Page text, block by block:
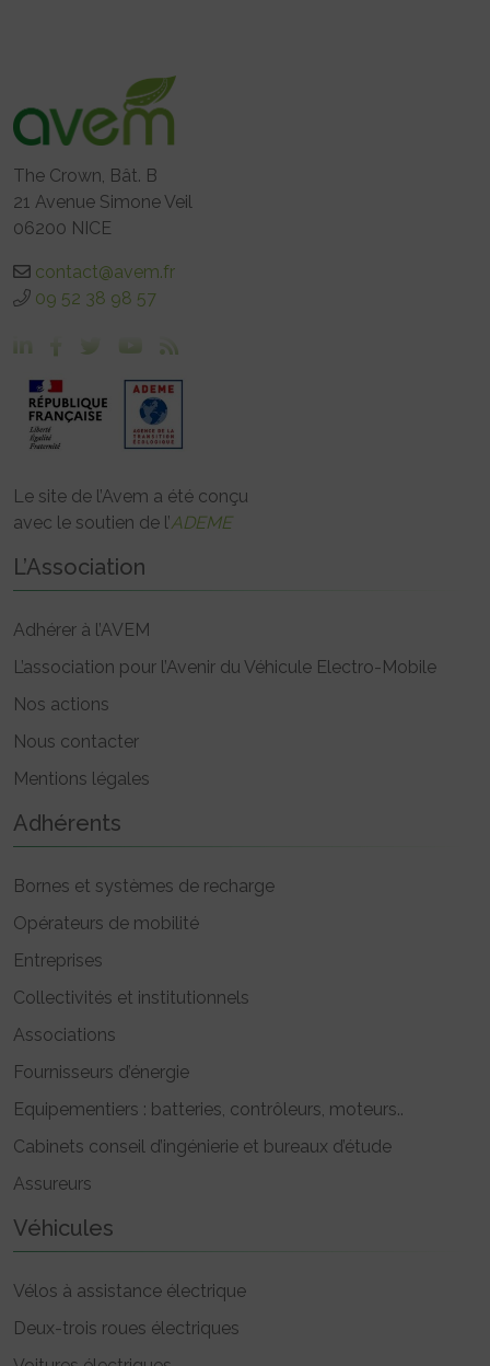
The Crown, Bât. B
21 Avenue Simone Veil
06200 NICE
contact@avem.fr
09 52 38 98 57
Le site de l’Avem a été conçu
avec le soutien de l’ADEME
L’Association
Adhérer à l’AVEM
L’association pour l’Avenir du Véhicule Electro-Mobile
Nos actions
Nous contacter
Mentions légales
Adhérents
Bornes et systèmes de recharge
Opérateurs de mobilité
Entreprises
Collectivités et institutionnels
Associations
Fournisseurs d’énergie
Equipementiers : batteries, contrôleurs, moteurs..
Cabinets conseil d’ingénierie et bureaux d’étude
Assureurs
Véhicules
Vélos à assistance électrique
Deux-trois roues électriques